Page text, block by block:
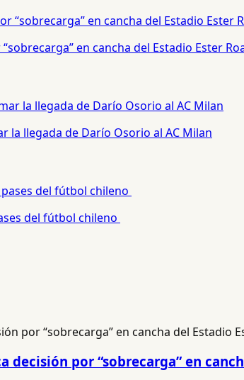
en cancha del Estadio Ester
la llegada de Darío Osorio al AC Milan
del fútbol chileno
por “sobrecarga” en